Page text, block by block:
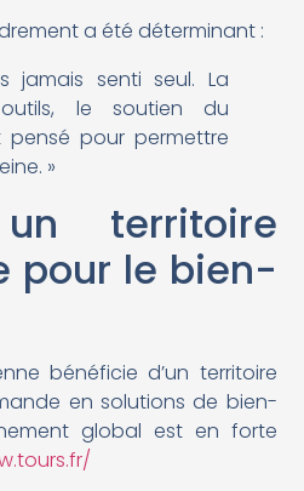
a été déterminant :
jamais senti seul. La
le soutien du
pour permettre
»
territoire
pour le bien-
bénéficie d’un territoire
en solutions de bien-
global est en forte